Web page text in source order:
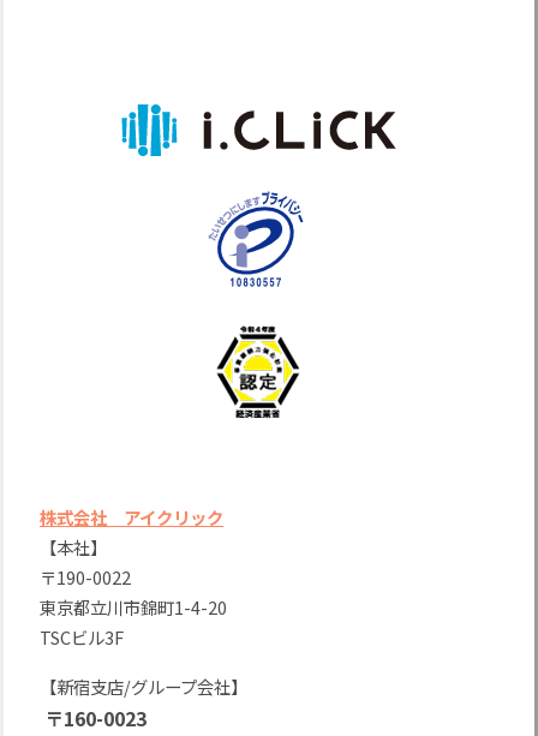
株式会社 アイクリック
【本社】
〒190-0022
東京都立川市錦町1-4-20
TSCビル3F
【新宿支店/グループ会社】
〒160-0023